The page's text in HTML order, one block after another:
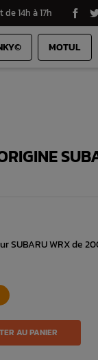
14h à 17h
MOTUL
SUBARU WRX de
AU PANIER